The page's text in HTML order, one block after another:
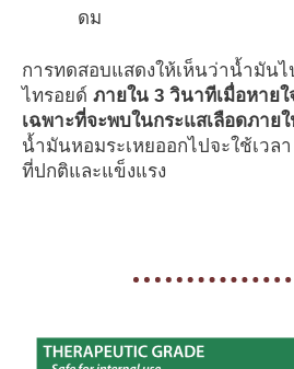
ดม
การทดสอบแสดงให้เห็นว่าน้ำมัน
ไทรอยด์ ภายใน 3 วินาทีเมื่อหายใ
เฉพาะที่จะพบในกระแสเลือดภาย
น้ำมันหอมระเหยออกไปจะใช้เวล
ที่ปกติและแข็งแรง